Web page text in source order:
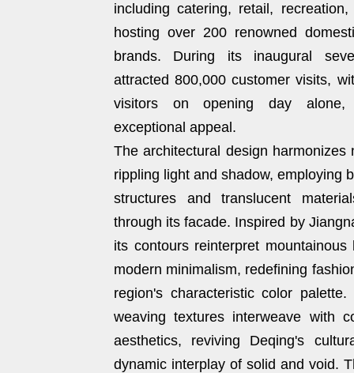
including catering, retail,
hosting over 200 renowned
brands. During its inaugural
attracted 800,000 customer visits,
visitors on opening day alone,
exceptional appeal.
The architectural design harmonizes
rippling light and shadow, employing
structures and translucent
through its facade. Inspired by
its contours reinterpret mountainous
modern minimalism, redefining
region's characteristic color palette.
weaving textures interweave with
aesthetics, reviving Deqing's
dynamic interplay of solid and void.